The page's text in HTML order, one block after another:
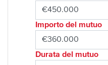
Importo del mutuo
Durata del mutuo